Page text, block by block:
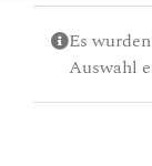
Es
Auswahl